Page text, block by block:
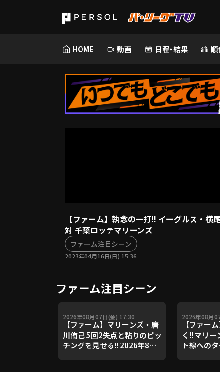
HOME 動画 日程・結果 順
【ファーム】執念の一打!! イーグルス・
対 千葉ロッテマリーンズ
ファーム注目シーン
2023年04月16日(日) 15:36
ファーム注目シーン
2026年08月07日(金) 17:30
【ファーム】マリーンズ・唐
川侑己 5回2失点と粘りのピッ
チングを見せる!! 2026年8月7
2026年08月
【ファー
く!! マリー
ト線への